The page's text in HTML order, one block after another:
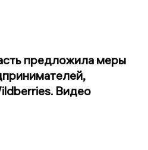
предложила меры
Видео